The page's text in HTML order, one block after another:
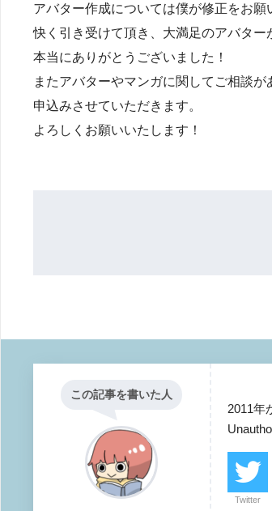
アバター作成については僕が修正をお願
快く引き受けて頂き、大満足のアバター
本当にありがとうございました！
またアバターやマンガに関してご相談が
申込みさせていただきます。
よろしくお願いいたします！
この記事を書いた人
2011年
Twitter